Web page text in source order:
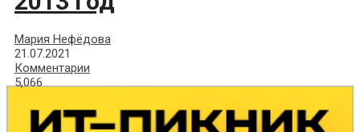
Мария Нефёдова
21.07.2021
Комментарии
5,066